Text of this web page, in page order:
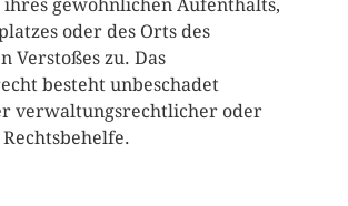
gewöhnlichen Aufenthalts,
oder des Orts des
Verstoßes zu. Das
besteht unbeschadet
verwaltungsrechtlicher oder